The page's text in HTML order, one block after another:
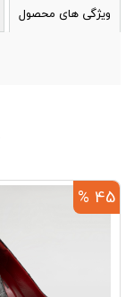
ویژگی های محصول
45 %